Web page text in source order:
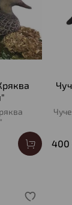
400